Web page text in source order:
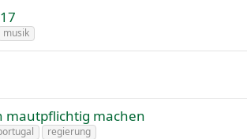
musik
mautpflichtig machen
regierung